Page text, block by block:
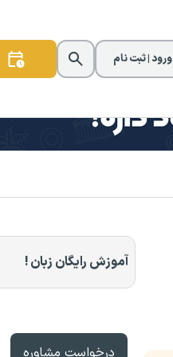
ورود | ثبت نام
آموزش رایگان زبان !
درخواست مشاوره